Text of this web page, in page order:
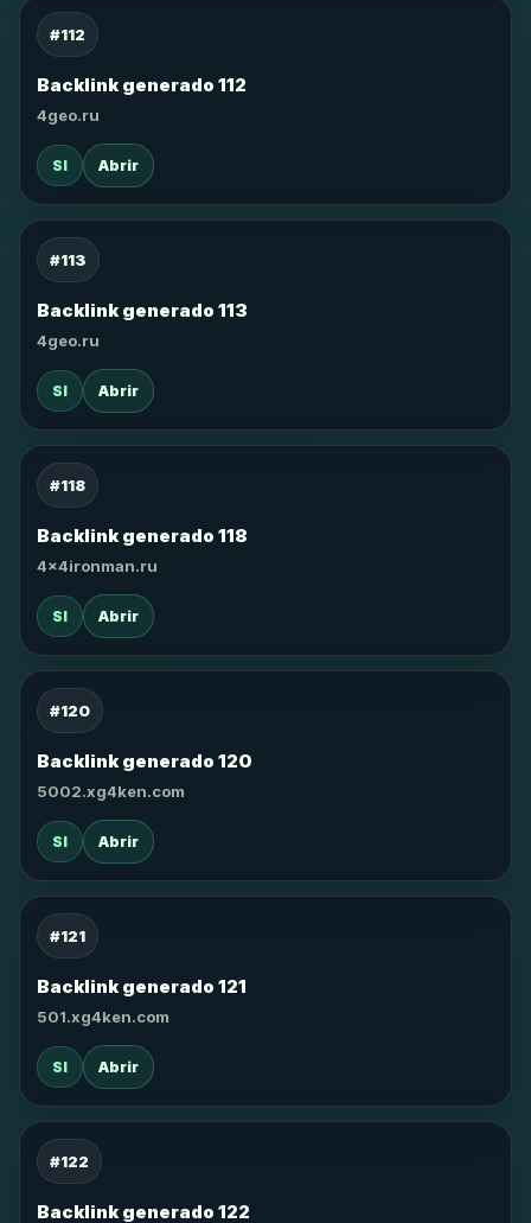
#112
Backlink generado 112
4geo.ru
SI Abrir
#113
Backlink generado 113
4geo.ru
SI Abrir
#118
Backlink generado 118
4x4ironman.ru
SI Abrir
#120
Backlink generado 120
5002.xg4ken.com
SI Abrir
#121
Backlink generado 121
501.xg4ken.com
SI Abrir
#122
Backlink generado 122